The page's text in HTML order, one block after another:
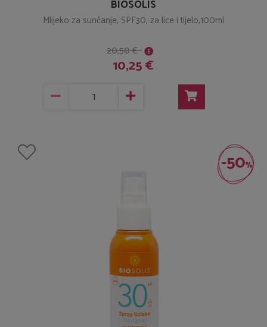
BIOSOLIS
Mlijeko za sunčanje, SPF30, za lice i tijelo,100ml
20,50 €
10,25 €
-50%